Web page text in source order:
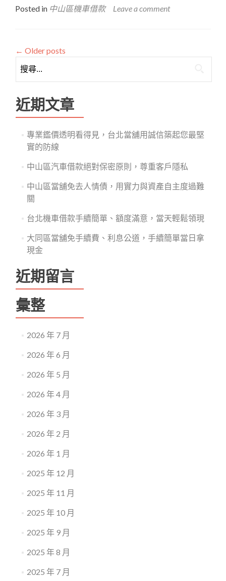
輕
金
about
中
車
障
借
貸
方
讓
借
有
障
Posted in 中山區機車借款 Leave a comment
← Older posts
尋
鍵
字:
近期文章
專業鑑價透明看得見，台北當舖用誠信築起您最堅
實的防線
中山區汽車借款絕對保密原則，尊重客戶隱私
中山區當舖免去人情債，用實力與資產自主度過難
關
台北機車借款手續簡單、額度滿意，當天輕鬆領現
大同區當舖免手續費、利息公道，手續簡單當日拿
現金
近期留言
彙整
2026 年 7 月
2026 年 6 月
2026 年 5 月
2026 年 4 月
2026 年 3 月
2026 年 2 月
2026 年 1 月
2025 年 12 月
2025 年 11 月
2025 年 10 月
2025 年 9 月
2025 年 8 月
2025 年 7 月